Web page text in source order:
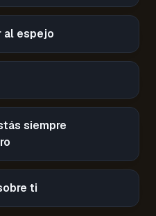
al espejo
siempre
ti